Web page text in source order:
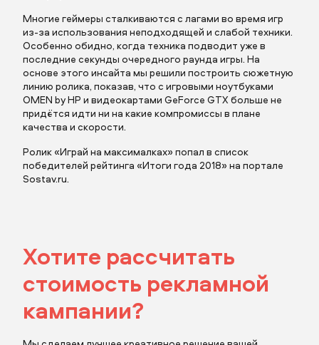
Многие геймеры сталкиваются с лагами во время игр
из-за использования неподходящей и слабой техники.
Особенно обидно, когда техника подводит уже в
последние секунды очередного раунда игры. На
основе этого инсайта мы решили построить сюжетную
линию ролика, показав, что с игровыми ноутбуками
OMEN by HP и видеокартами GeForce GTX больше не
придётся идти ни на какие компромиссы в плане
качества и скорости.
Ролик «Играй на максималках» попал в список
победителей рейтинга «Итоги года 2018» на портале
Sostav.ru.
Хотите рассчитать
стоимость рекламной
кампании?
Прикрепить бриф
отправить заявку